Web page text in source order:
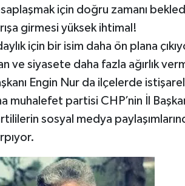
için doğru zamanı
girmesi yüksek ihtimal!
için bir isim daha ön plana
ve siyasete daha fazla ağırlık
Engin Nur da ilçelerde
muhalefet partisi CHP’nin İl
sosyal medya